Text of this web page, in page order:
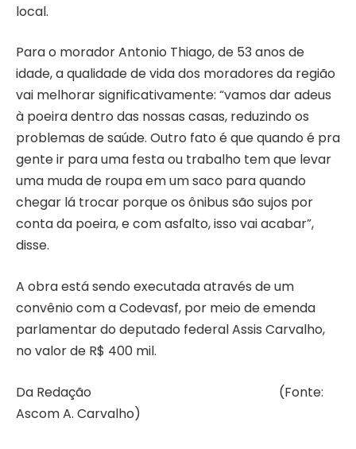
local.
Para o morador Antonio Thiago, de 53 anos de
idade, a qualidade de vida dos moradores da região
vai melhorar significativamente: “vamos dar adeus
à poeira dentro das nossas casas, reduzindo os
problemas de saúde. Outro fato é que quando é pra
gente ir para uma festa ou trabalho tem que levar
uma muda de roupa em um saco para quando
chegar lá trocar porque os ônibus são sujos por
conta da poeira, e com asfalto, isso vai acabar”,
disse.
A obra está sendo executada através de um
convênio com a Codevasf, por meio de emenda
parlamentar do deputado federal Assis Carvalho,
no valor de R$ 400 mil.
Da Redação (Fonte:
Ascom A. Carvalho)